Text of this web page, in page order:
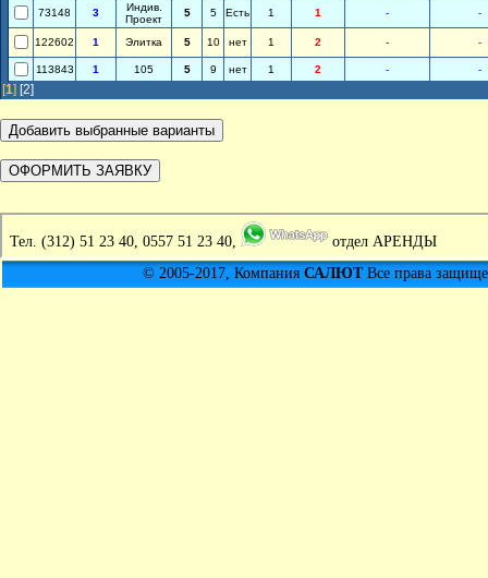
73148 3
Индив.
Проект
5 5 Есть 1 1 - -
122602 1 Элитка 5 10 нет 1 2 - -
113843 1 105 5 9 нет 1 2 - -
[1] [2]
Тел. (312) 51 23 40, 0557 51 23 40,
отдел АРЕНДЫ
© 2005-2017, Компания САЛЮТВсе права